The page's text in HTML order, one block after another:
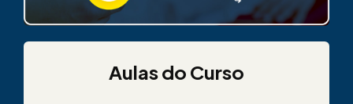
Aulas do Curso